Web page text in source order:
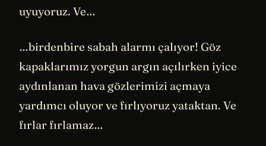
uyuyoruz. Ve…
…birdenbire sabah alarmı çalıyor! Göz
kapaklarımız yorgun argın açılırken iyice
aydınlanan hava gözlerimizi açmaya
yardımcı oluyor ve fırlıyoruz yataktan. Ve
fırlar fırlamaz…